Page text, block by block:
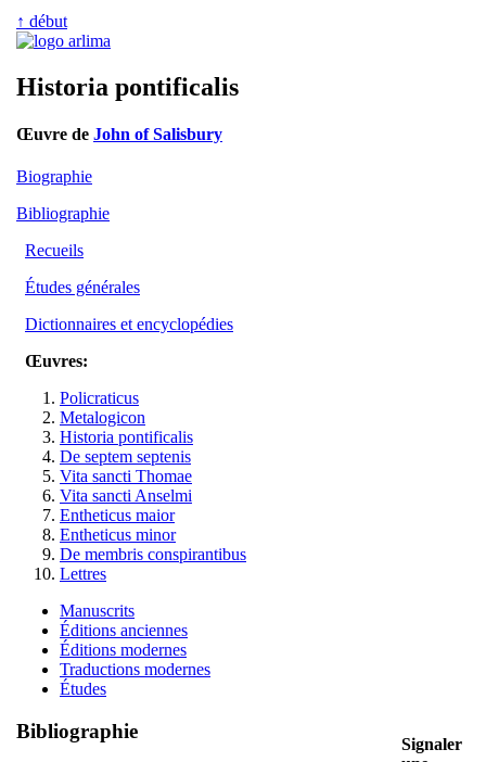
↑ début
Historia pontificalis
Œuvre de John of Salisbury
Biographie
Bibliographie
Recueils
Études générales
Dictionnaires et encyclopédies
Œuvres:
Policraticus
Metalogicon
Historia pontificalis
De septem septenis
Vita sancti Thomae
Vita sancti Anselmi
Entheticus maior
Entheticus minor
De membris conspirantibus
Lettres
Manuscrits
Éditions anciennes
Éditions modernes
Traductions modernes
Études
Bibliographie
Signaler